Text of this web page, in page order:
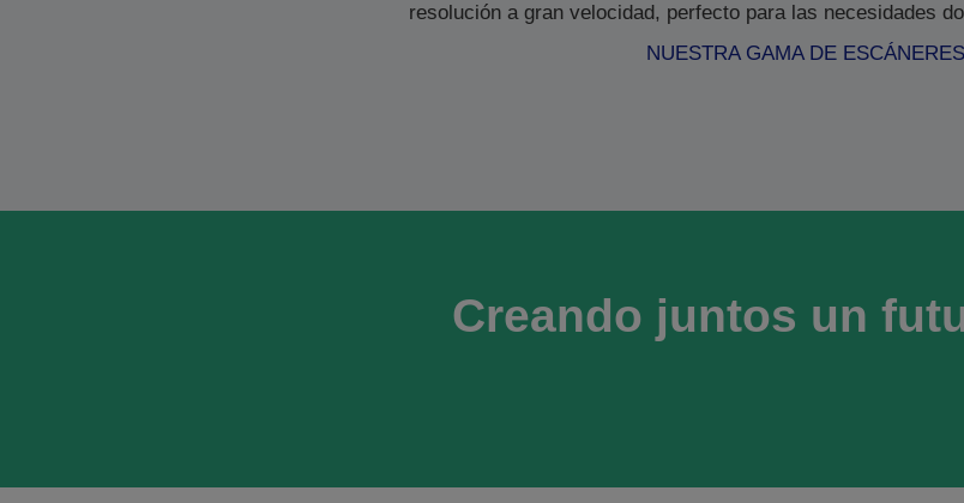
resolución a gran velocidad, perfecto para las necesidades
NUESTRA GAMA DE ESCÁNERES
Creando juntos un